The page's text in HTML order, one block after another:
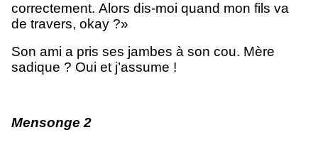
correctement. Alors dis-moi quand mon fils va
de travers, okay ?»
Son ami a pris ses jambes à son cou. Mère
sadique ? Oui et j’assume !
Mensonge 2